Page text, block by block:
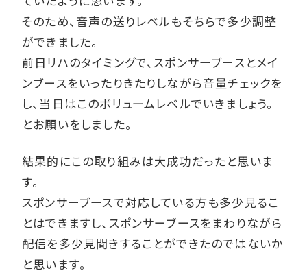
そのため、音声の送りレベルもそちらで多少調整
ができました。
前日リハのタイミングで、スポンサーブースとメイ
ンブースをいったりきたりしながら音量チェックを
し、当日はこのボリュームレベルでいきましょう。
とお願いをしました。
結果的にこの取り組みは大成功だったと思いま
す。
スポンサーブースで対応している方も多少見るこ
とはできますし、スポンサーブースをまわりながら
配信を多少見聞きすることができたのではないか
と思います。